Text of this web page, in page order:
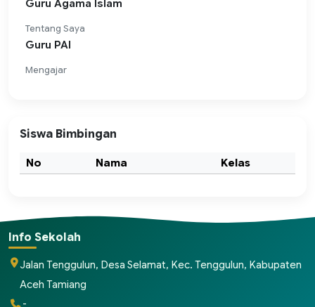
Guru Agama Islam
Tentang Saya
Guru PAI
Mengajar
Siswa Bimbingan
No Nama Kelas
Info Sekolah
Jalan Tenggulun, Desa Selamat, Kec. Tenggulun, Kabupaten
Aceh Tamiang
-